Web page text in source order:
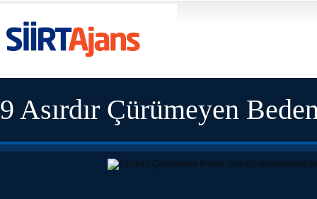
9 Asırdır Çürümeyen